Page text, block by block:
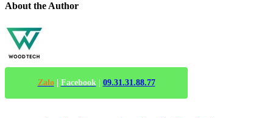
About the Author
Zalo| Facebook| 09.31.31.88.77